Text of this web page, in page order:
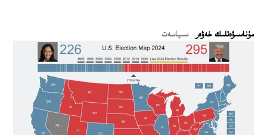
ﻣﯘﻧﺎﺳﯩﯟﻩﺗﻠﯩﻚ ﺧﻪﯞﻩﺭ سىياسەت